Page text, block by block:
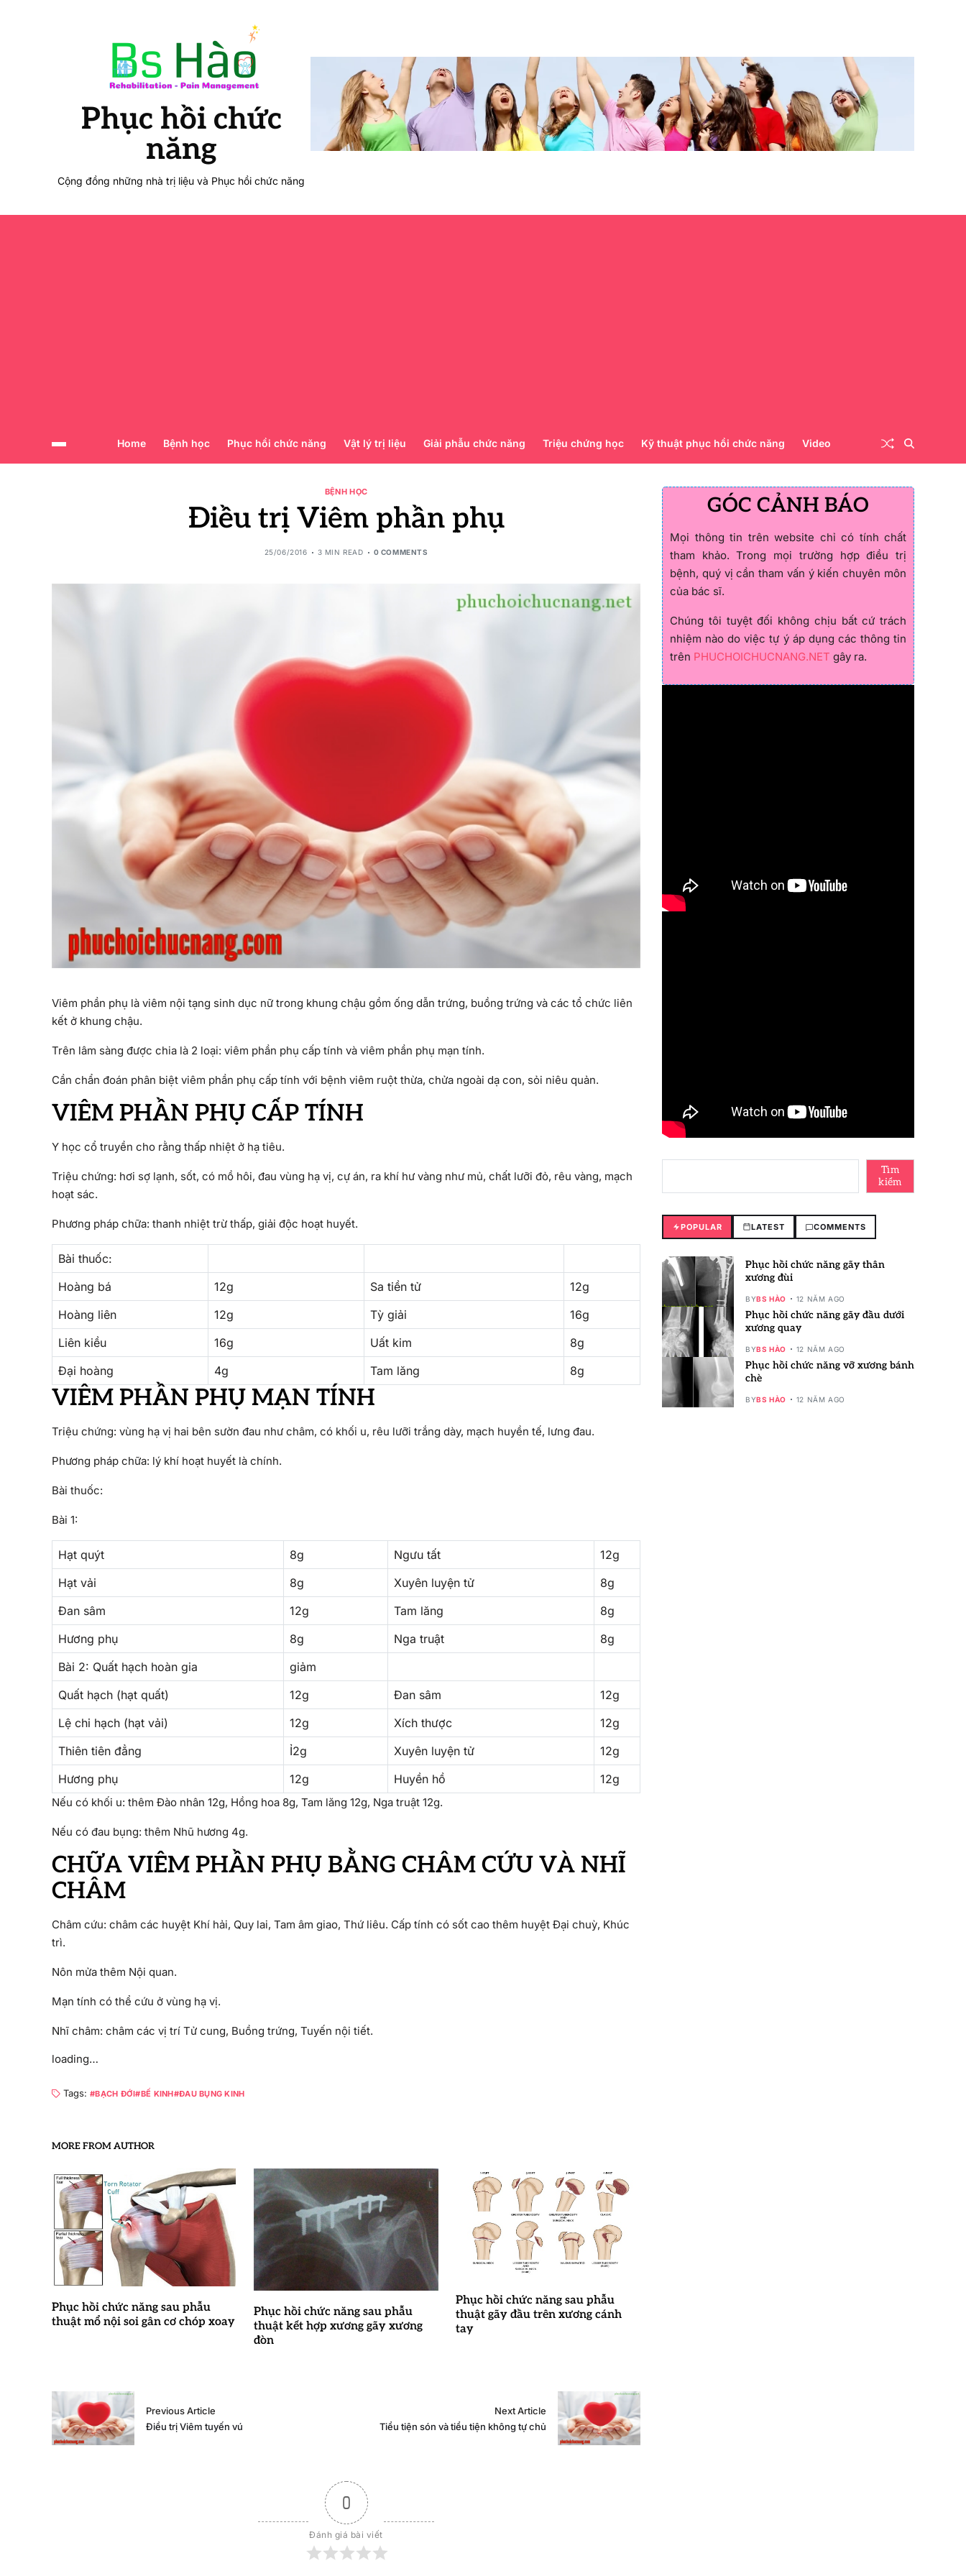
Phục hồi chức
năng
Cộng đồng những nhà trị liệu và Phục hồi chức năng
Home Bệnh học Phục hồi chức năng Vật lý trị liệu Giải phẫu chức năng Triệu chứng học Kỹ thuật phục hồi chức năng Video
BỆNH HỌC
Điều trị Viêm phần phụ
25/06/2016 3 MIN READ 0 COMMENTS
Viêm phần phụ là viêm nội tạng sinh dục nữ trong khung chậu gồm ống dẫn trứng, buồng trứng và các tổ chức liên
kết ở khung chậu.
Trên lâm sàng được chia là 2 loại: viêm phần phụ cấp tính và viêm phần phụ mạn tính.
Cần chẩn đoán phân biệt viêm phần phụ cấp tính với bệnh viêm ruột thừa, chửa ngoài dạ con, sỏi niêu quản.
VIÊM PHẦN PHỤ CẤP TÍNH
Y học cổ truyền cho rằng thấp nhiệt ở hạ tiêu.
Triệu chứng: hơi sợ lạnh, sốt, có mồ hôi, đau vùng hạ vị, cự án, ra khí hư vàng như mủ, chất lưỡi đỏ, rêu vàng, mạch
hoạt sác.
Phương pháp chữa: thanh nhiệt trừ thấp, giải độc hoạt huyết.
Bài thuốc:
Hoàng bá
12g Sa tiền tử
12g
Hoàng liên
12g Tỳ giải
16g
Liên kiều
16g Uất kim
8g
Đại hoàng
4g Tam lăng 8g
VIÊM PHẦN PHỤ MẠN TÍNH
Triệu chứng: vùng hạ vị hai bên sườn đau như châm, có khối u, rêu lưỡi trắng dày, mạch huyền tế, lưng đau.
Phương pháp chữa: lý khí hoạt huyết là chính.
Bài thuốc:
Bài 1:
Hạt quýt 8g Ngưu tất
12g
Hạt vải
8g Xuyên luyện tử
8g
Đan sâm
12g Tam lăng
8g
Hương phụ
8g Nga truật
8g
Bài 2: Quất hạch hoàn gia
giảm
Quất hạch (hạt quất)
12g Đan sâm
12g
Lệ chi hạch (hạt vải)
12g Xích thược
12g
Thiên tiên đẳng
Ỉ2g Xuyên luyện tử
12g
Hương phụ
12g Huyền hồ 12g
Nếu có khối u: thêm Đào nhân 12g, Hồng hoa 8g, Tam lăng 12g, Nga truật 12g.
Nếu có đau bụng: thêm Nhũ hương 4g.
CHỮA VIÊM PHẦN PHỤ BẰNG CHÂM CỨU VÀ NHĨ
CHÂM
Châm cứu: châm các huyệt Khí hải, Quy lai, Tam âm giao, Thứ liêu. Cấp tính có sốt cao thêm huyệt Đại chuỳ, Khúc
trì.
Nôn mửa thêm Nội quan.
Mạn tính có thể cứu ở vùng hạ vị.
Nhĩ châm: châm các vị trí Tử cung, Buồng trứng, Tuyến nội tiết.
loading…
Tags: BẠCH ĐỚI BẾ KINH ĐAU BỤNG KINH
MORE FROM AUTHOR
Phục hồi chức năng sau phẫu
thuật mổ nội soi gân cơ chóp xoay
Phục hồi chức năng sau phẫu
thuật kết hợp xương gãy xương
đòn
Phục hồi chức năng sau phẫu
thuật gãy đầu trên xương cánh
tay
Previous Article
Điều trị Viêm tuyến vú
Next Article
Tiểu tiện són và tiểu tiện không tự chủ
0
Đánh giá bài viết
GÓC CẢNH BÁO
Mọi thông tin trên website chỉ có tính chất
tham khảo. Trong mọi trường hợp điều trị
bệnh, quý vị cần tham vấn ý kiến chuyên môn
của bác sĩ.
Chúng tôi tuyệt đối không chịu bất cứ trách
nhiệm nào do việc tự ý áp dụng các thông tin
trên PHUCHOICHUCNANG.NET gây ra.
Tìm
kiếm
POPULAR LATEST COMMENTS
Phục hồi chức năng gãy thân
xương đùi
BYBS HÀO 12 NĂM AGO
Phục hồi chức năng gãy đầu dưới
xương quay
BYBS HÀO 12 NĂM AGO
Phục hồi chức năng vỡ xương bánh
chè
BYBS HÀO 12 NĂM AGO